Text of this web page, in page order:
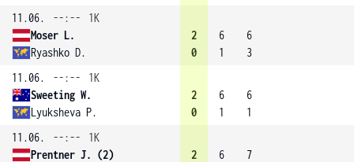
11.06.
--:--
1K
Moser L.
Ryashko D.
2
0
6
1
6
3
11.06.
--:--
1K
Sweeting W.
Lyuksheva P.
2
0
6
1
6
1
11.06.
--:--
1K
Prentner J. (2)
2
6
7